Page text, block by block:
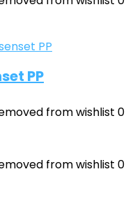
PP
from wishlist 0
from wishlist 0